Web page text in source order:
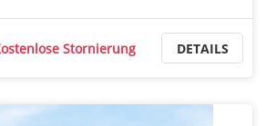
Stornierung DETAILS